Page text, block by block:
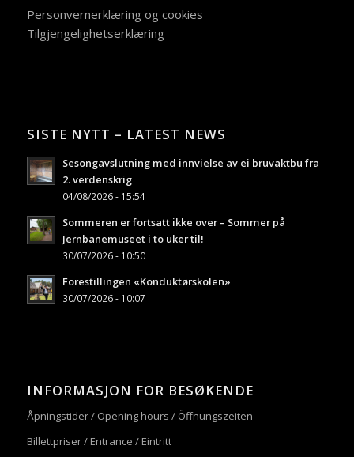
Personvernerklæring og cookies
Tilgjengelighetserklæring
SISTE NYTT – LATEST NEWS
Sesongavslutning med innvielse av ei bruvaktbu fra
2. verdenskrig
04/08/2026 - 15:54
Sommeren er fortsatt ikke over – Sommer på
Jernbanemuseet i to uker til!
30/07/2026 - 10:50
Forestillingen «Konduktørskolen»
30/07/2026 - 10:07
INFORMASJON FOR BESØKENDE
Åpningstider / Opening hours / Öffnungszeiten
Billettpriser / Entrance / Eintritt